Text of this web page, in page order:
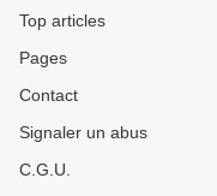
Top articles
Pages
Contact
Signaler un abus
C.G.U.